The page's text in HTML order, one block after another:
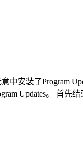
安装了Program
Updates。 首先结